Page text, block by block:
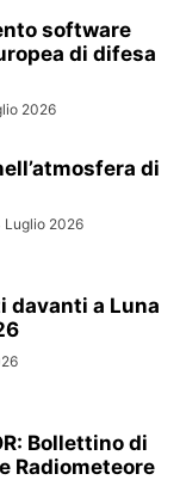
software
di difesa
2026
di
Luglio 2026
davanti a Luna
Bollettino di
Radiometeore